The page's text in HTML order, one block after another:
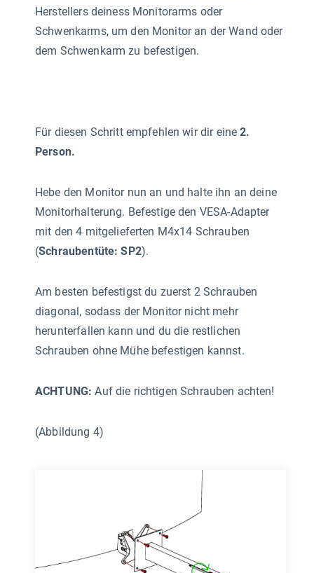
Herstellers deiness Monitorarms oder
Schwenkarms, um den Monitor an der Wand oder
dem Schwenkarm zu befestigen.
Für diesen Schritt empfehlen wir dir eine2.
Person.
Hebe den Monitor nun an und halte ihn an deine
Monitorhalterung. Befestige den VESA-Adapter
mit den 4 mitgelieferten M4x14 Schrauben
(Schraubentüte: SP2).
Am besten befestigst du zuerst 2 Schrauben
diagonal, sodass der Monitor nicht mehr
herunterfallen kann und du die restlichen
Schrauben ohne Mühe befestigen kannst.
ACHTUNG: Auf die richtigen Schrauben achten!
(Abbildung 4)